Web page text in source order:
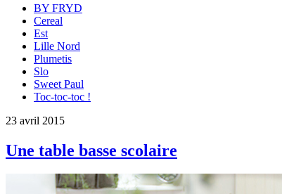
BY FRYD
Cereal
Est
Lille Nord
Plumetis
Slo
Sweet Paul
Toc-toc-toc !
23 avril 2015
Une table basse scolaire